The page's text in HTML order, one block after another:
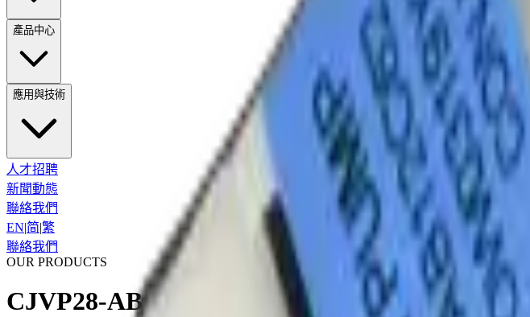
產品中心
應用與技術
人才招聘
新聞動態
聯絡我們
EN|简|繁
聯絡我們
OUR PRODUCTS
CJVP28-AB